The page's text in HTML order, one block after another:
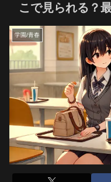
こで見られる？
学園/青春